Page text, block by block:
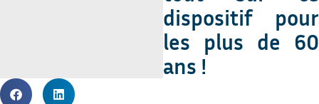
dispositif pour
les plus de 60
ans !